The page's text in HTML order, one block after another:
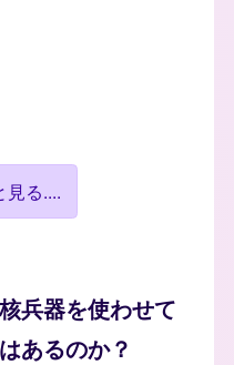
見る....
兵器を使わせて
あるのか？